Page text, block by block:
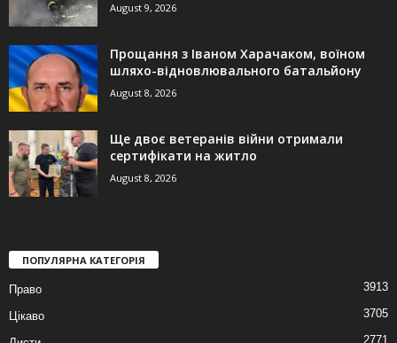
August 9, 2026
Прощання з Іваном Харачаком, воїном
шляхо-відновлювального батальйону
August 8, 2026
Ще двоє ветеранів війни отримали
сертифікати на житло
August 8, 2026
ПОПУЛЯРНА КАТЕГОРІЯ
Право 3913
Цікаво 3705
2771